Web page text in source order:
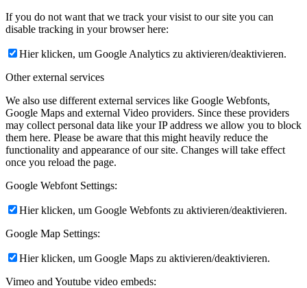
If you do not want that we track your visist to our site you can
disable tracking in your browser here:
Hier klicken, um Google Analytics zu aktivieren/deaktivieren.
Other external services
We also use different external services like Google Webfonts,
Google Maps and external Video providers. Since these providers
may collect personal data like your IP address we allow you to block
them here. Please be aware that this might heavily reduce the
functionality and appearance of our site. Changes will take effect
once you reload the page.
Google Webfont Settings:
Hier klicken, um Google Webfonts zu aktivieren/deaktivieren.
Google Map Settings:
Hier klicken, um Google Maps zu aktivieren/deaktivieren.
Vimeo and Youtube video embeds: